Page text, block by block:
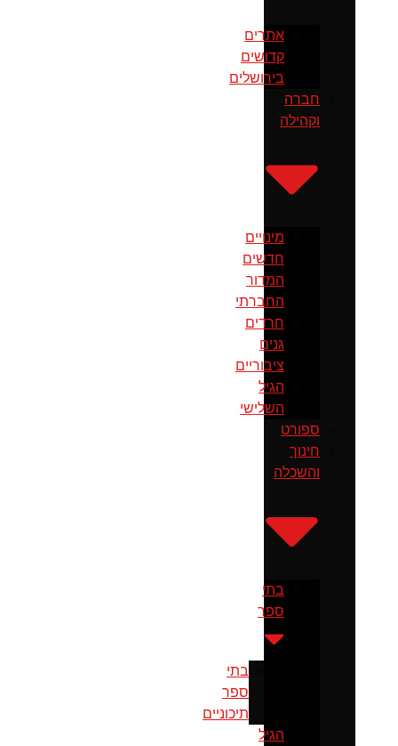
אתרים
קדושים
בירושלים
חברה
וקהילה
מינויים
חדשים
המדור
החברתי
חרדים
גנים
ציבוריים
הגיל
השלישי
ספורט
חינוך
והשכלה
בתי
ספר
בתי
ספר
תיכוניים
הגיל